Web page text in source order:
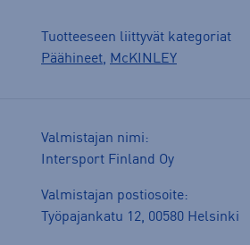
Tuotteeseen liittyvät kategoriat
Päähineet, McKINLEY
Valmistajan nimi:
Intersport Finland Oy
Valmistajan postiosoite:
Työpajankatu 12, 00580 Helsinki